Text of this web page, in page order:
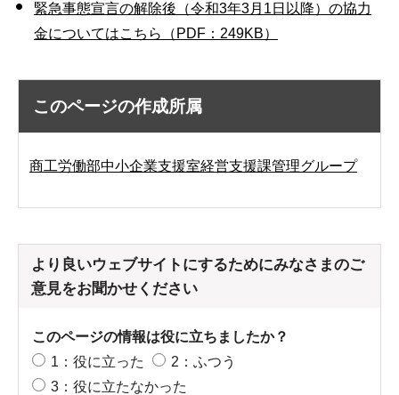
緊急事態宣言の解除後（令和3年3月1日以降）の協力
金についてはこちら（PDF：249KB）
このページの作成所属
商工労働部中小企業支援室経営支援課管理グループ
より良いウェブサイトにするためにみなさまのご
意見をお聞かせください
このページの情報は役に立ちましたか？
1：役に立った
2：ふつう
3：役に立たなかった